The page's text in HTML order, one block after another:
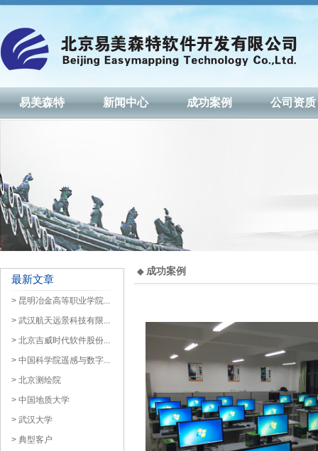
公司简介
公司文化
公司新闻
行业资讯
产品体系 销售网络
联系我们
易美森特 新闻中心 成功案例 公司资质
最新文章
> 昆明冶金高等职业学院...
> 武汉航天远景科技有限...
> 北京吉威时代软件股份...
> 中国科学院遥感与数字...
> 北京测绘院
> 中国地质大学
> 武汉大学
> 典型客户
◆成功案例